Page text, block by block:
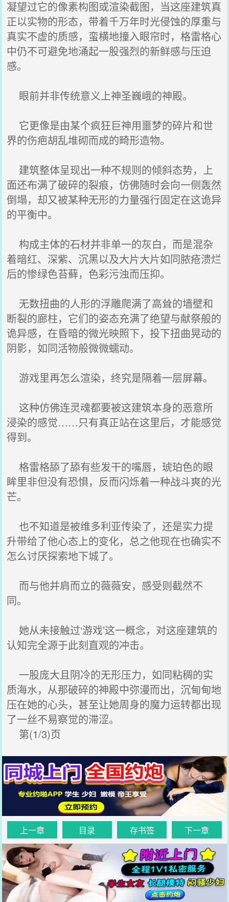
凝望过它的像素构图或渲染截图，当这座建筑真
正以实物的形态，带着千万年时光侵蚀的厚重与
真实不虚的质感，蛮横地撞入眼帘时，格雷格心
中仍不可避免地涌起一股强烈的新鲜感与压迫
感。
眼前并非传统意义上神圣巍峨的神殿。
它更像是由某个疯狂巨神用噩梦的碎片和世
界的伤疤胡乱堆砌而成的畸形造物。
建筑整体呈现出一种不规则的倾斜态势，上
面还布满了破碎的裂痕，仿佛随时会向一侧轰然
倒塌，却又被某种无形的力量强行固定在这诡异
的平衡中。
构成主体的石材并非单一的灰白，而是混杂
着暗红、深紫、沉黑以及大片大片如同脓疮溃烂
后的惨绿色苔藓，色彩污浊而压抑。
无数扭曲的人形的浮雕爬满了高耸的墙壁和
断裂的廊柱，它们的姿态充满了绝望与献祭般的
诡异感，在昏暗的微光映照下，投下扭曲晃动的
阴影，如同活物般微微蠕动。
游戏里再怎么渲染，终究是隔着一层屏幕。
这种仿佛连灵魂都要被这建筑本身的恶意所
浸染的感觉……只有真正站在这里后，才能感觉
得到。
格雷格舔了舔有些发干的嘴唇，琥珀色的眼
眸里非但没有恐惧，反而闪烁着一种战斗爽的光
芒。
也不知道是被维多利亚传染了，还是实力提
升带给了他心态上的变化，总之他现在也确实不
怎么讨厌探索地下城了。
而与他并肩而立的薇薇安，感受则截然不
同。
她从未接触过‘游戏’这一概念，对这座建筑的
认知完全源于此刻直观的冲击。
一股庞大且阴冷的无形压力，如同粘稠的实
质海水，从那破碎的神殿中弥漫而出，沉甸甸地
压在她的心头，甚至让她周身的魔力运转都出现
了一丝不易察觉的滞涩。
第(1/3)页
上一章 目录 存书签 下一章